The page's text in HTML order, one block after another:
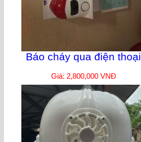
Báo cháy qua điện thoại
Giá: 2,800,000 VNĐ